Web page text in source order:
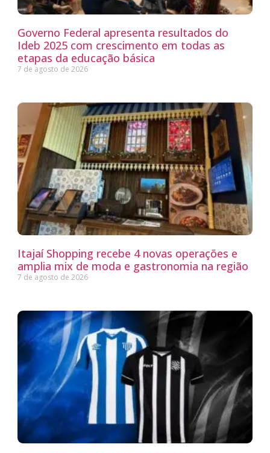
Governo Federal apresenta resultados do
Ideb 2025 com crescimento em todas as
etapas da educação básica
7 de agosto de 2026
Itajaí Shopping recebe 4 novas operações e
amplia mix de moda e gastronomia na região
7 de agosto de 2026